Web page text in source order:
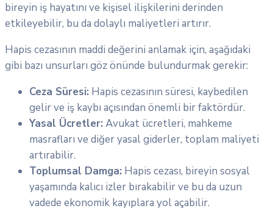
bireyin iş hayatını ve kişisel ilişkilerini derinden
etkileyebilir, bu da dolaylı maliyetleri artırır.
Hapis cezasının maddi değerini anlamak için, aşağıdaki
gibi bazı unsurları göz önünde bulundurmak gerekir:
Ceza Süresi: Hapis cezasının süresi, kaybedilen
gelir ve iş kaybı açısından önemli bir faktördür.
Yasal Ücretler: Avukat ücretleri, mahkeme
masrafları ve diğer yasal giderler, toplam maliyeti
artırabilir.
Toplumsal Damga: Hapis cezası, bireyin sosyal
yaşamında kalıcı izler bırakabilir ve bu da uzun
vadede ekonomik kayıplara yol açabilir.